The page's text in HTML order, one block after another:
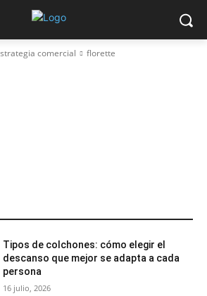
comercial florette
Tipos de colchones: cómo elegir el
descanso que mejor se adapta a cada
persona
16 julio, 2026